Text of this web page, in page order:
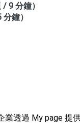
9 分鐘）
鐘）
透過 My page 提